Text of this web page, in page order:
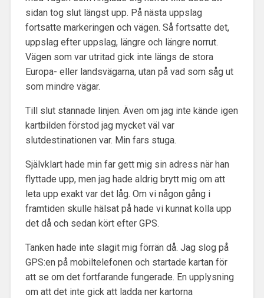
sidan tog slut längst upp. På nästa uppslag
fortsatte markeringen och vägen. Så fortsatte det,
uppslag efter uppslag, längre och längre norrut.
Vägen som var utritad gick inte längs de stora
Europa- eller landsvägarna, utan på vad som såg ut
som mindre vägar.
Till slut stannade linjen. Även om jag inte kände igen
kartbilden förstod jag mycket väl var
slutdestinationen var. Min fars stuga.
Självklart hade min far gett mig sin adress när han
flyttade upp, men jag hade aldrig brytt mig om att
leta upp exakt var det låg. Om vi någon gång i
framtiden skulle hälsat på hade vi kunnat kolla upp
det då och sedan kört efter GPS.
Tanken hade inte slagit mig förrän då. Jag slog på
GPS:en på mobiltelefonen och startade kartan för
att se om det fortfarande fungerade. En upplysning
om att det inte gick att ladda ner kartorna